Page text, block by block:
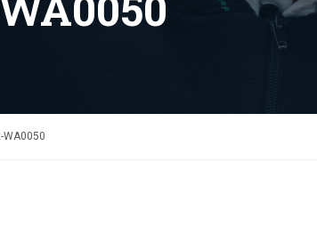
WA0050